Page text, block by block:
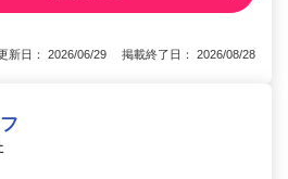
新日： 2026/06/29 掲載終了日： 2026/08/28